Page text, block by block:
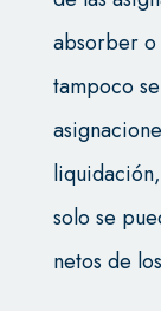
absorber o
tampoco
solo se
netos de